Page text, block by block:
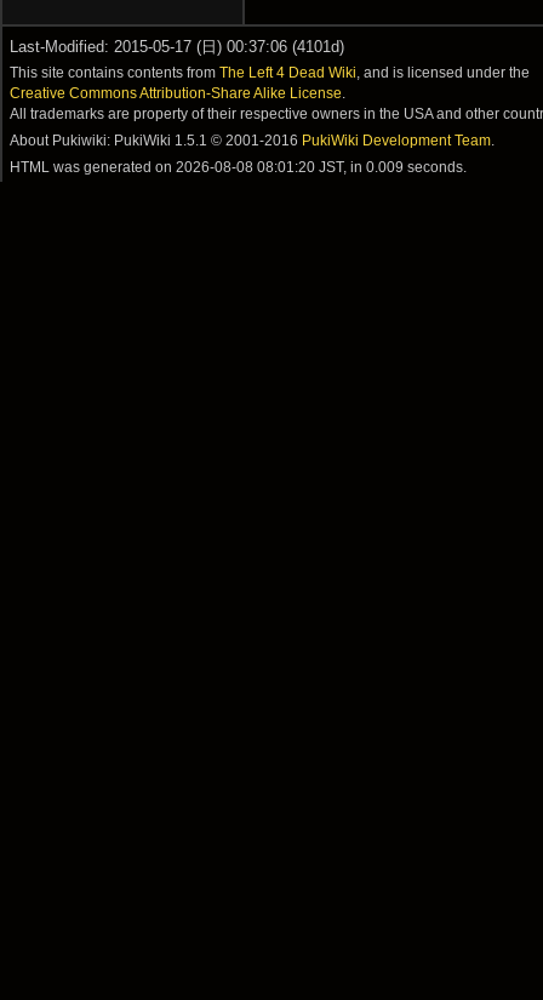
Last-Modified: 2015-05-17 (日) 00:37:06 (4101d)
This site contains contents from The Left 4 Dead Wiki, and is licensed under the
Creative Commons Attribution-Share Alike License.
All trademarks are property of their respective owners in the USA and other
About Pukiwiki: PukiWiki 1.5.1 © 2001-2016 PukiWiki Development Team
HTML was generated on2026-08-08 08:01:20 JST, in 0.009 seconds.